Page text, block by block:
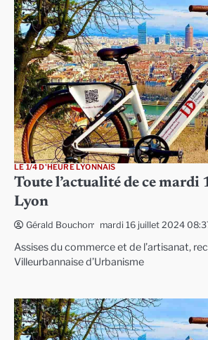
LE 1/4 D'HEURE LYONNAIS
Toute l’actualité de ce
Lyon
Gérald Bouchon mardi 16 juillet 2024
Assises du commerce et de l’artisanat,
Villeurbannaise d’Urbanisme